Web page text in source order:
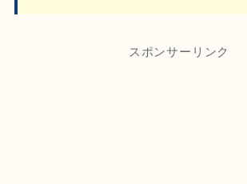
スポンサーリンク